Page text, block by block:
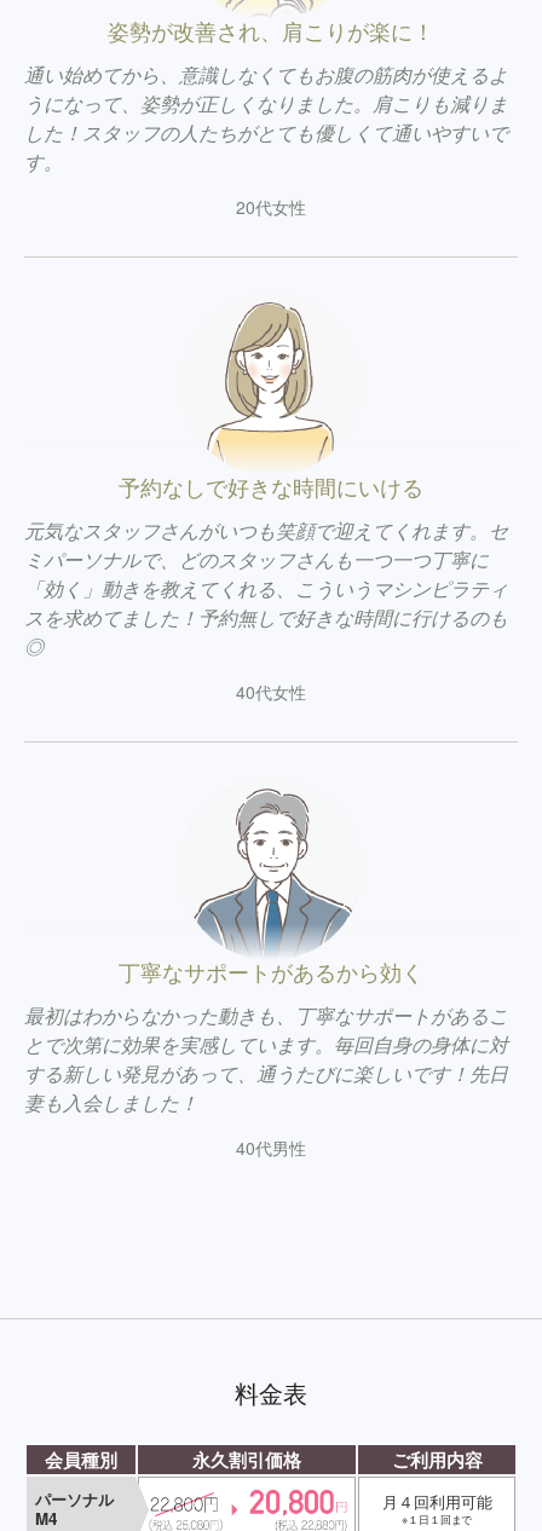
姿勢が改善され、肩こりが楽に！
通い始めてから、意識しなくてもお腹の筋肉が使えるよ
うになって、姿勢が正しくなりました。肩こりも減りま
した！スタッフの人たちがとても優しくて通いやすいで
す。
20代女性
予約なしで好きな時間にいける
元気なスタッフさんがいつも笑顔で迎えてくれます。セ
ミパーソナルで、どのスタッフさんも一つ一つ丁寧に
「効く」動きを教えてくれる、こういうマシンピラティ
スを求めてました！予約無しで好きな時間に行けるのも
◎
40代女性
丁寧なサポートがあるから効く
最初はわからなかった動きも、丁寧なサポートがあるこ
とで次第に効果を実感しています。毎回自身の身体に対
する新しい発見があって、通うたびに楽しいです！先日
妻も入会しました！
40代男性
料金表
会員種別 永久割引価格 ご利用内容
パーソナル
M4
月４回利用可能
※１日１回まで